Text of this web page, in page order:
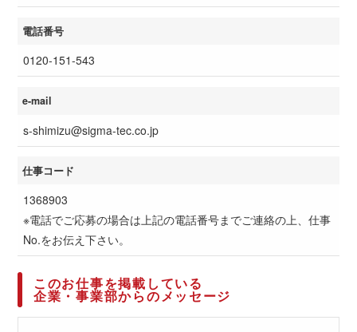
電話番号
0120-151-543
e-mail
s-shimizu@sigma-tec.co.jp
仕事コード
1368903
※電話でご応募の場合は上記の電話番号までご連絡の上、仕事
No.をお伝え下さい。
このお仕事を掲載している
企業・事業部からのメッセージ